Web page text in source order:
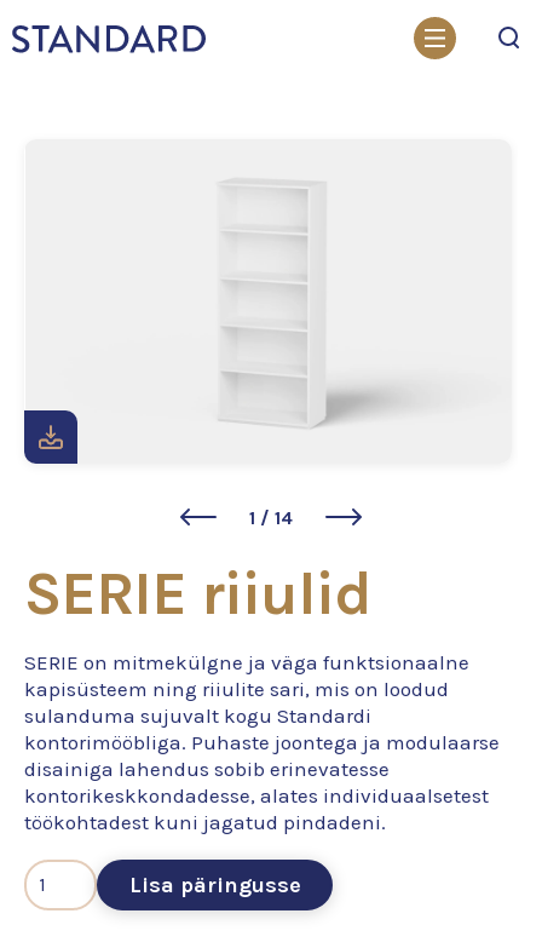
1 / 14
SERIE riiulid
SERIE on mitmekülgne ja väga funktsionaalne
kapisüsteem ning riiulite sari, mis on loodud
sulanduma sujuvalt kogu Standardi
kontorimööbliga. Puhaste joontega ja modulaarse
disainiga lahendus sobib erinevatesse
kontorikeskkondadesse, alates individuaalsetest
töökohtadest kuni jagatud pindadeni.
Lisa päringusse